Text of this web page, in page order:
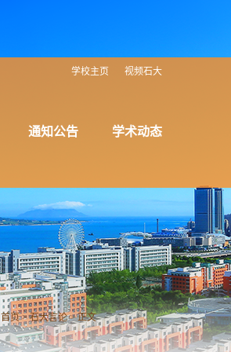
学校主页 视频石大
通知公告 学术动态
首页>石大言论> 正文